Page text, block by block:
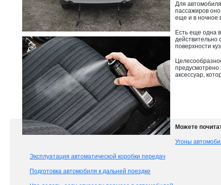
Для
пассажиров
еще и в ночное
Есть еще одна
действительно
поверхности
предусмотрено
аксессуар,
Можете
Угоны
Эксплуатация автоматической коробки передач
Подготовка автомобиля к дальней поездке